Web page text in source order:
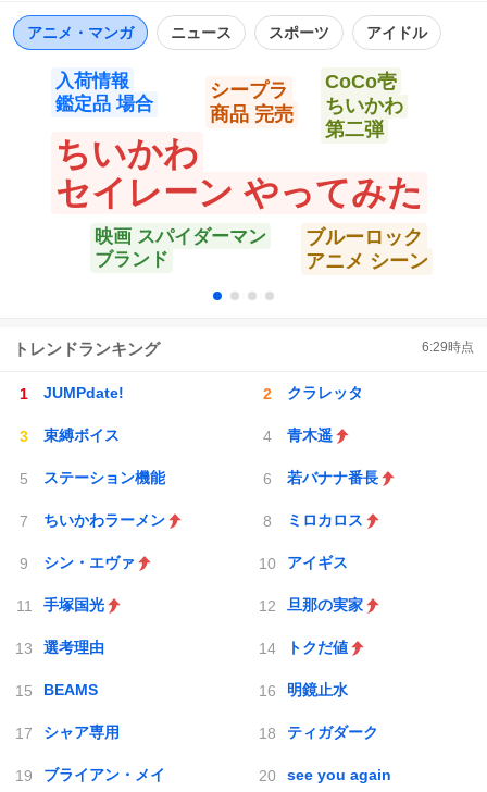
数
アニメ・マンガ ニュース スポーツ アイドル
ちいかわ
セイレーン やってみた
シープラ
商品 完売
ブルーロック
アニメ シーン
CoCo壱
ちいかわ
第二弾
映画 スパイダーマン
ブランド
入荷情報
鑑定品 場合
トレンドランキング 6:29時点
JUMPdate! クラレッタ
束縛ボイス 青木遥
ステーション機能 若バナナ番長
ちいかわラーメン ミロカロス
シン・エヴァ アイギス
手塚国光 旦那の実家
選考理由 トクだ値
BEAMS 明鏡止水
シャア専用 ティガダーク
ブライアン・メイ see you again